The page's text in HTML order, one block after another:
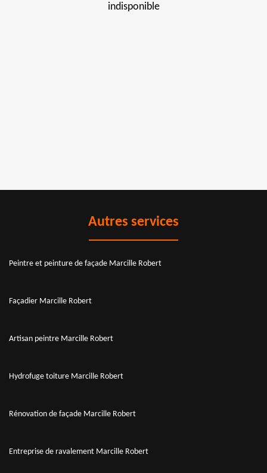
indisponible
Autres services
Peintre et peinture de façade Marcille Robert
Façadier Marcille Robert
Artisan peintre Marcille Robert
Hydrofuge toiture Marcille Robert
Rénovation de façade Marcille Robert
Entreprise de ravalement Marcille Robert